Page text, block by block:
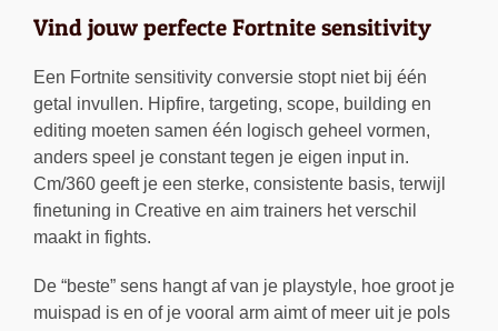
Vind jouw perfecte Fortnite sensitivity
Een Fortnite sensitivity conversie stopt niet bij één
getal invullen. Hipfire, targeting, scope, building en
editing moeten samen één logisch geheel vormen,
anders speel je constant tegen je eigen input in.
Cm/360 geeft je een sterke, consistente basis, terwijl
finetuning in Creative en aim trainers het verschil
maakt in fights.
De “beste” sens hangt af van je playstyle, hoe groot je
muispad is en of je vooral arm aimt of meer uit je pols